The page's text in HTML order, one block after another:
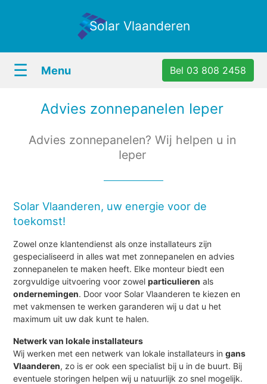
Solar Vlaanderen
☰ Menu Bel 03 808 2458
Advies zonnepanelen Ieper
Advies zonnepanelen? Wij helpen u in
Ieper
Solar Vlaanderen, uw energie voor de
toekomst!
Zowel onze klantendienst als onze installateurs zijn
gespecialiseerd in alles wat met zonnepanelen en advies
zonnepanelen te maken heeft. Elke monteur biedt een
zorgvuldige uitvoering voor zowelparticulieren als
ondernemingen. Door voor Solar Vlaanderen te kiezen en
met vakmensen te werken garanderen wij u dat u het
maximum uit uw dak kunt te halen.
Netwerk van lokale installateurs
Wij werken met een netwerk van lokale installateurs ingans
Vlaanderen, zo is er ook een specialist bij u in de buurt. Bij
eventuele storingen helpen wij u natuurlijk zo snel mogelijk.